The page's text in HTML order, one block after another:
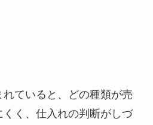
ていると、どの種類が売
く、仕入れの判断がしづ